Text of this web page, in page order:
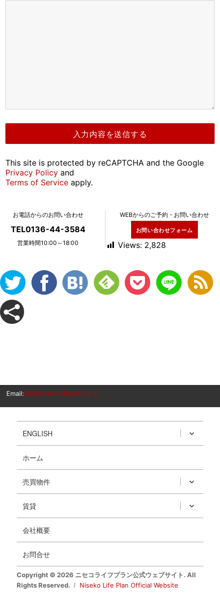
This site is protected by reCAPTCHA and the Google
Privacy Policy and
Terms of Service apply.
お電話からのお問い合わせ
TEL0136-44-3584
営業時間10:00～18:00
WEBからのご予約・お問い合わせ
お問い合わせフォーム
Views: 2,828
Email:info@nisekolifeplan.co.jp
ENGLISH
ホーム
売買物件
賃貸
会社概要
お問合せ
Copyright © 2026 ニセコライフプラン公式ウェブサイト. All
Rights Reserved.
Niseko Life Plan Official Website